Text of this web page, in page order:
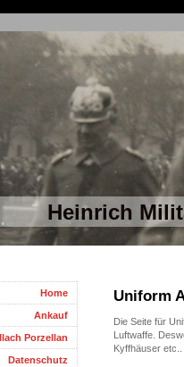
Heinrich
Uniform
Die Seite für
Luftwaffe.
Kyffhäuser etc..
Home
Ankauf
Porzellan
Datenschutz